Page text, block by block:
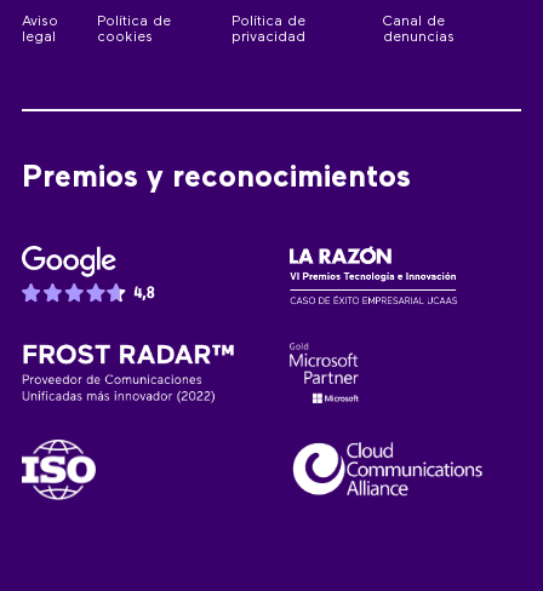
Aviso
legal
Política de
cookies
Política de
privacidad
Canal de
denuncias
Premios y reconocimientos